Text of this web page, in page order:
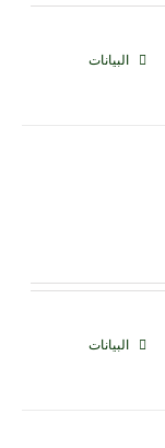
البيانات
البيانات